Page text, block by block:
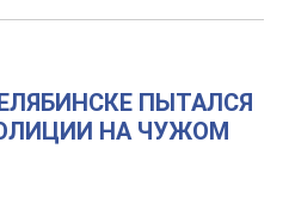
ПЫТАЛСЯ
НА ЧУЖОМ